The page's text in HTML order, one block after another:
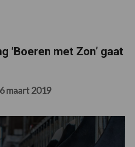
‘Boeren met Zon’ gaat
maart 2019